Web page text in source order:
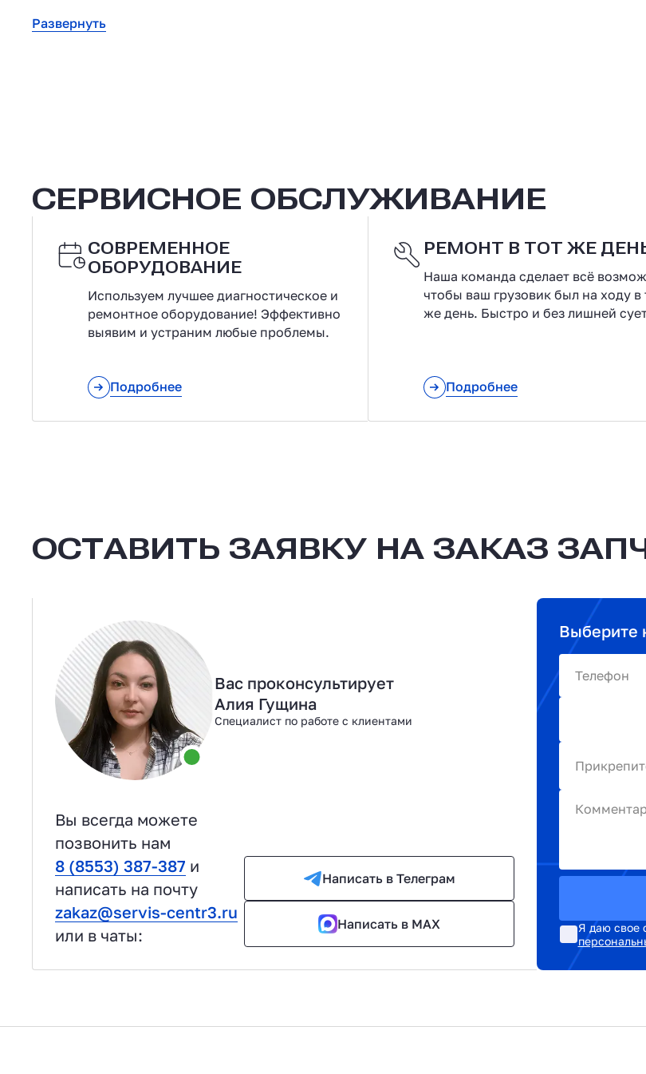
Развернуть
СЕРВИСНОЕ ОБСЛУЖИВАНИЕ
СОВРЕМЕННОЕ
ОБОРУДОВАНИЕ
Используем лучшее диагностическое и
ремонтное оборудование! Эффективно
выявим и устраним любые проблемы.
Подробнее
РЕМОНТ В ТОТ ЖЕ
Наша команда сделает всё
чтобы ваш грузовик был на ходу в
же день. Быстро и без лишней
Подробнее
ОСТАВИТЬ ЗАЯВКУ НА ЗАКАЗ
Вас проконсультирует
Алия Гущина
Специалист по работе с клиентами
Вы всегда можете
позвонить нам
8 (8553) 387-387 и
написать на почту
zakaz@servis-centr3.ru
или в чаты:
Написать в Телеграм
Написать в MAX
Выберите
Телефон
Я даю свое